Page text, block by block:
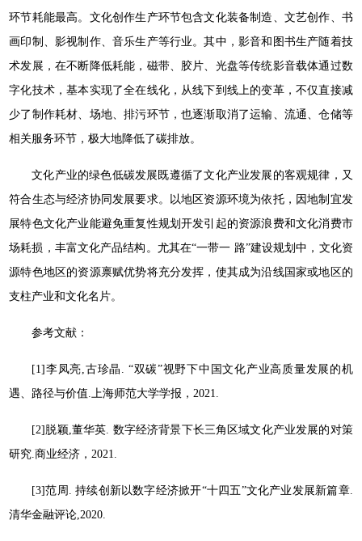
环节耗能最高。文化创作生产环节包含文化装备制造、文艺创作、书
画印制、影视制作、音乐生产等行业。其中，影音和图书生产随着技
术发展，在不断降低耗能，磁带、胶片、光盘等传统影音载体通过数
字化技术，基本实现了全在线化，从线下到线上的变革，不仅直接减
少了制作耗材、场地、排污环节，也逐渐取消了运输、流通、仓储等
相关服务环节，极大地降低了碳排放。
文化产业的绿色低碳发展既遵循了文化产业发展的客观规律，又
符合生态与经济协同发展要求。以地区资源环境为依托，因地制宜发
展特色文化产业能避免重复性规划开发引起的资源浪费和文化消费市
场耗损，丰富文化产品结构。尤其在“一带一 路”建设规划中，文化资
源特色地区的资源禀赋优势将充分发挥，使其成为沿线国家或地区的
支柱产业和文化名片。
参考文献：
[1]李凤亮,古珍晶. “双碳”视野下中国文化产业高质量发展的机
遇、路径与价值.上海师范大学学报，2021.
[2]脱颖,董华英. 数字经济背景下长三角区域文化产业发展的对策
研究.商业经济，2021.
[3]范周. 持续创新以数字经济掀开“十四五”文化产业发展新篇章.
清华金融评论,2020.